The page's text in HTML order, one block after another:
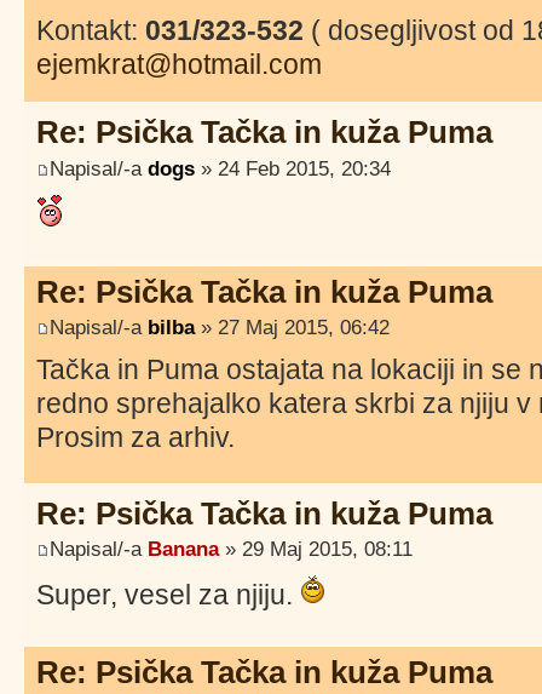
Kontakt: 031/323-532 ( dosegljivost od
ejemkrat@hotmail.com
Re: Psička Tačka in kuža Puma
Napisal/-a dogs » 24 Feb 2015, 20:34
Re: Psička Tačka in kuža Puma
Napisal/-a bilba» 27 Maj 2015, 06:42
Tačka in Puma ostajata na lokaciji in se
redno sprehajalko katera skrbi za njiju v
Prosim za arhiv.
Re: Psička Tačka in kuža Puma
Napisal/-a Banana» 29 Maj 2015, 08:11
Super, vesel za njiju.
Re: Psička Tačka in kuža Puma